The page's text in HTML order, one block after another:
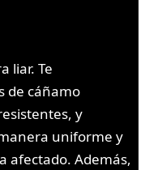
liar. Te
de cáñamo
y
uniforme y
afectado. Además,